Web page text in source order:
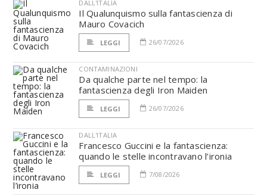
DALL'ITALIA
Il Qualunquismo sulla fantascienza di
Mauro Covacich
LEGGI 26/07/2026
CONTAMINAZIONI
Da qualche parte nel tempo: la
fantascienza degli Iron Maiden
LEGGI 26/07/2026
DALL'ITALIA
Francesco Guccini e la fantascienza:
quando le stelle incontravano l’ironia
LEGGI 7/08/2026